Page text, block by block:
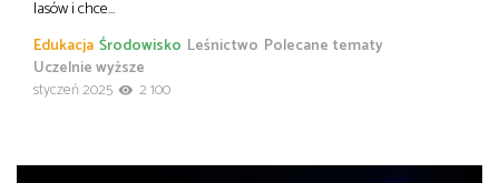
lasów i chce…
Edukacja Leśnictwo Polecane tematy
Środowisko
Uczelnie wyższe
styczeń 2025
2 100